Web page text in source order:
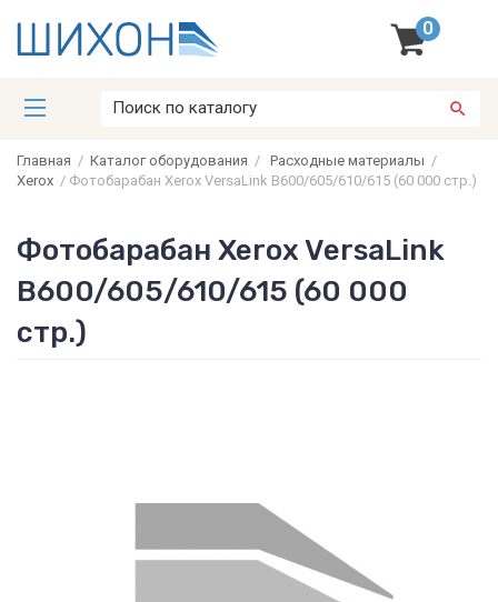
0
Главная / Каталог оборудования / Расходные материалы /
Xerox / Фотобарабан Xerox VersaLink B600/605/610/615 (60 000 стр.)
Фотобарабан Xerox VersaLink
B600/605/610/615 (60 000
стр.)